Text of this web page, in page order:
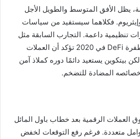
يظل الأفق المتوسط والطويل الأجل
وإيثريوم. فكلاهما سيستفيد من سياسات
تنظيمية داعمة. التجارب السابقة مثل
طفرة ICO في 2017 وطفرة DeFi في 2020 تؤكد أن العملات
بيتكوين يستعيد دائمًا دوره كملاذ آمن
المضادة للتضخم.
العملات الرقمية بعد خطاب باول المائل
متعددة. فرغم رفع التوقعات لخفض